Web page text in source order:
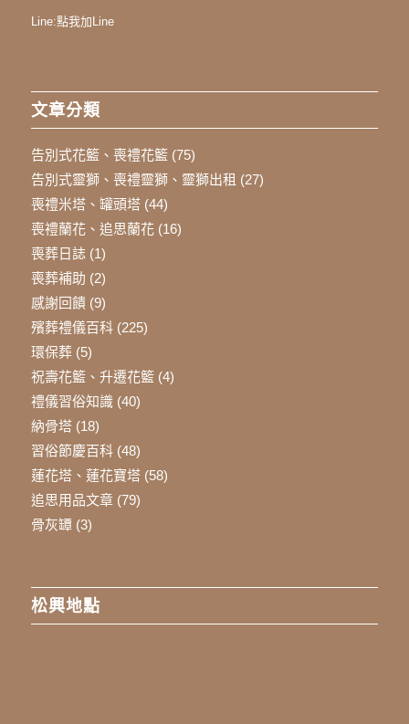
Line:點我加Line
文章分類
告別式花籃、喪禮花籃(75)
告別式靈獅、喪禮靈獅、靈獅出租 (27)
喪禮米塔、罐頭塔(44)
喪禮蘭花、追思蘭花(16)
喪葬日誌(1)
喪葬補助 (2)
感謝回饋(9)
殯葬禮儀百科(225)
環保葬(5)
祝壽花籃、升遷花籃(4)
禮儀習俗知識(40)
納骨塔(18)
習俗節慶百科(48)
蓮花塔、蓮花寶塔(58)
追思用品文章(79)
骨灰罈(3)
松興地點